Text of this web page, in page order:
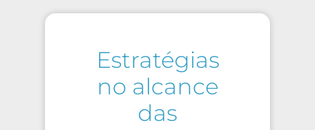
Estratégias
no alcance
das